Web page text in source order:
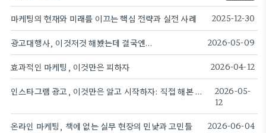
마케팅의 현재와 미래를 이끄는 핵심 전략과 실전 사례 2025-12-30
광고대행사, 이것저것 해봤는데 결국엔… 2026-05-09
효과적인 마케팅, 이것만은 피하자 2026-04-12
인스타그램 광고, 이것만은 알고 시작하자: 직접 해본 솔직 후기
2026-05-
12
온라인 마케팅, 책에 없는 실무 현장의 민낯과 고민들 2026-06-04